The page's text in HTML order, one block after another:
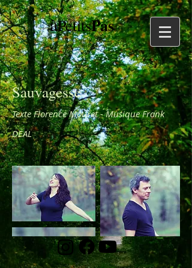
àPetitsPas
Sauvagesse
Texte Florence Mouret - Musique Frank
DEAL